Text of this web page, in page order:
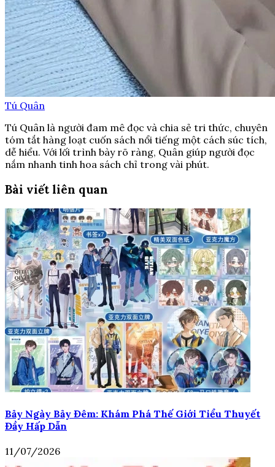
Tú Quân
Tú Quân là người đam mê đọc và chia sẻ tri thức, chuyên
tóm tắt hàng loạt cuốn sách nổi tiếng một cách súc tích,
dễ hiểu. Với lối trình bày rõ ràng, Quân giúp người đọc
nắm nhanh tinh hoa sách chỉ trong vài phút.
Bài viết liên quan
Bảy Ngày Bảy Đêm: Khám Phá Thế Giới Tiểu Thuyết
Đầy Hấp Dẫn
11/07/2026